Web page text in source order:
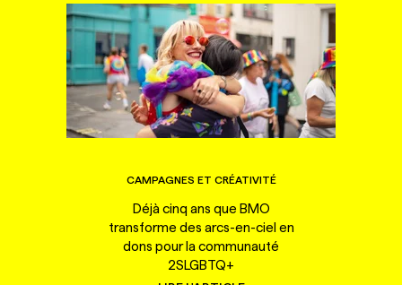
CAMPAGNES ET CRÉATIVITÉ
Déjà cinq ans que BMO
transforme des arcs-en-ciel en
dons pour la communauté
2SLGBTQ+